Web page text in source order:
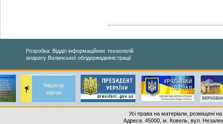
Розробка: Відділ інформаційних технологій
апарату Волинської облдержадміністрації
Усі права на матеріали, розміщені
Адреса: 45000, м. Ковель, вул.